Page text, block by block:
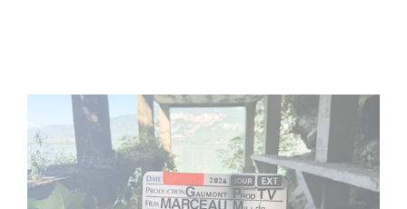
Le tournage de la mini-série Le Roman de Marceau Miller
a débuté